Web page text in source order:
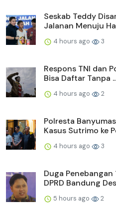
Seskab Teddy
Jalanan Menuju
4 hours ago 3
Respons TNI dan
Bisa Daftar Tanpa
4 hours ago 2
Polresta
Kasus Sutrimo ke
4 hours ago 3
Duga Penebangan
DPRD Bandung
5 hours ago 2